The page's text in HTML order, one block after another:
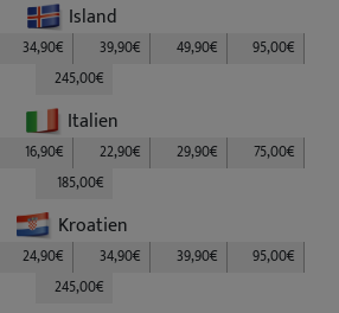
Island
34,90€ 39,90€ 49,90€
95,00€
245,00€
Italien
16,90€ 22,90€ 29,90€
75,00€
185,00€
Kroatien
24,90€ 34,90€ 39,90€
95,00€
245,00€